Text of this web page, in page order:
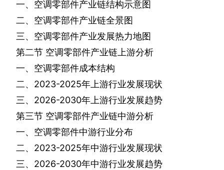
一、空调零部件产业链结构示意图
二、空调零部件产业链全景图
三、空调零部件产业发展热力地图
第二节 空调零部件产业链上游分析
一、空调零部件成本结构
二、 2023-2025年上游行业发展现状
三、 2026-2030年上游行业发展趋势
第三节 空调零部件产业链中游分析
一、空调零部件中游行业分布
二、 2023-2025年中游行业发展现状
三、 2026-2030年中游行业发展趋势